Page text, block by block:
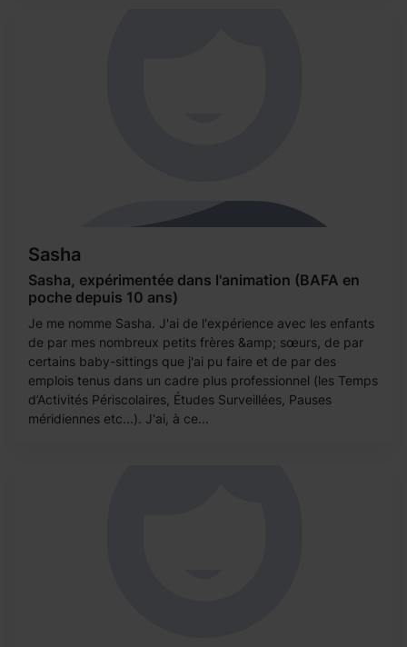
Sasha
Sasha, expérimentée dans l'animation (BAFA en
poche depuis 10 ans)
Je me nomme Sasha. J'ai de l'expérience avec les enfants
de par mes nombreux petits frères &amp; sœurs, de par
certains baby-sittings que j'ai pu faire et de par des
emplois tenus dans un cadre plus professionnel (les Temps
d’Activités Périscolaires, Études Surveillées, Pauses
méridiennes etc...). J'ai, à ce...